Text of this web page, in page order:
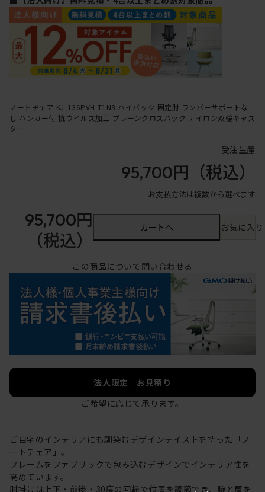
ノートチェア KJ-136PVH-T1N3 ハイバック 固定肘 ランバーサポートな
し ハンガー付 抗ウイルス加工 プレーンクロスバック ナイロン双輪キャス
ター
受注生産
95,700円 （税込）
お支払方法は複数から選べます
95,700円
（税込）
カートへ お気に入
この商品について問い合わせる
法人限定 お見積り
ご希望に応じて承ります。
ご自宅のインテリアにも馴染むデザインテイストを持った「ノ
ートチェア」。
フレームをファブリックで包み込むデザインでインテリア性を
高めています。
肘掛けは上下・前後・30度の回転で位置を調節でき、腕と肩を